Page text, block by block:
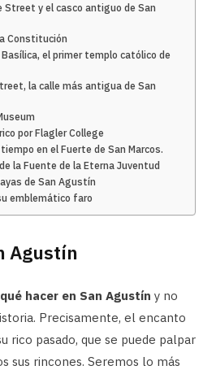
Street y el casco antiguo de San
Constitución
el primer templo católico de
la calle más antigua de San
por Flagler College
en el Fuerte de San Marcos.
la Fuente de la Eterna Juventud
de San Agustín
emblemático faro
Agustín
qué hacer en San Agustín y no
Precisamente, el encanto
rico pasado, que se puede palpar
sus rincones. Seremos lo más